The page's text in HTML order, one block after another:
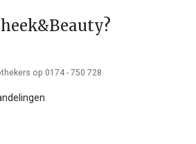
op 0174 - 750 728